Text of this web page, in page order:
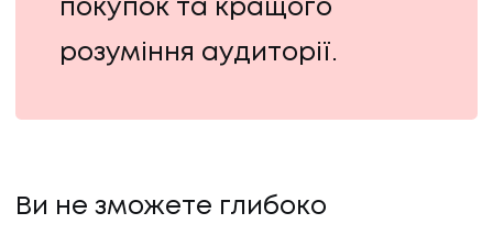
покупок та кращого
розуміння аудиторії.
Ви не зможете глибоко